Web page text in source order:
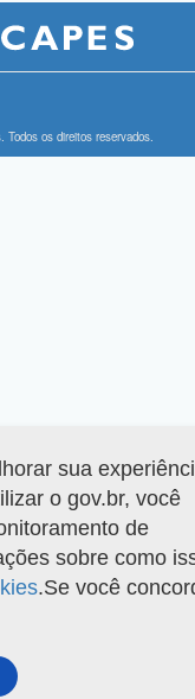
Todos os direitos reservados.
sua
o gov.br, você
de
sobre como
.Se você